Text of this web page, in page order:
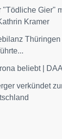
Gier"
Kramer
beliebt |
verkündet